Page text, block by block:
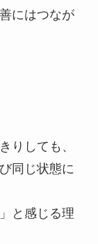
にはつなが
りしても、
同じ状態に
と感じる理